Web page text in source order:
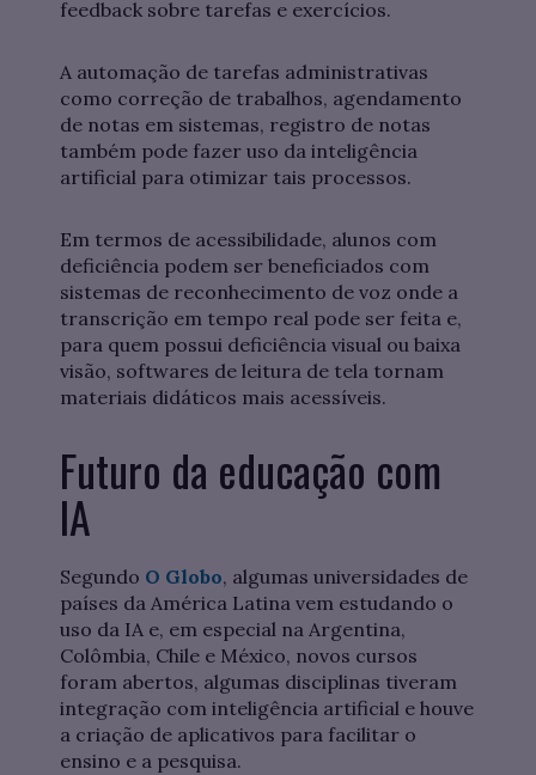
feedback sobre tarefas e exercícios.
A automação de tarefas administrativas
como correção de trabalhos, agendamento
de notas em sistemas, registro de notas
também pode fazer uso da inteligência
artificial para otimizar tais processos.
Em termos de acessibilidade, alunos com
deficiência podem ser beneficiados com
sistemas de reconhecimento de voz onde a
transcrição em tempo real pode ser feita e,
para quem possui deficiência visual ou baixa
visão, softwares de leitura de tela tornam
materiais didáticos mais acessíveis.
Futuro da educação com
IA
Segundo O Globo, algumas universidades de
países da América Latina vem estudando o
uso da IA e, em especial na Argentina,
Colômbia, Chile e México, novos cursos
foram abertos, algumas disciplinas tiveram
integração com inteligência artificial e houve
a criação de aplicativos para facilitar o
ensino e a pesquisa.